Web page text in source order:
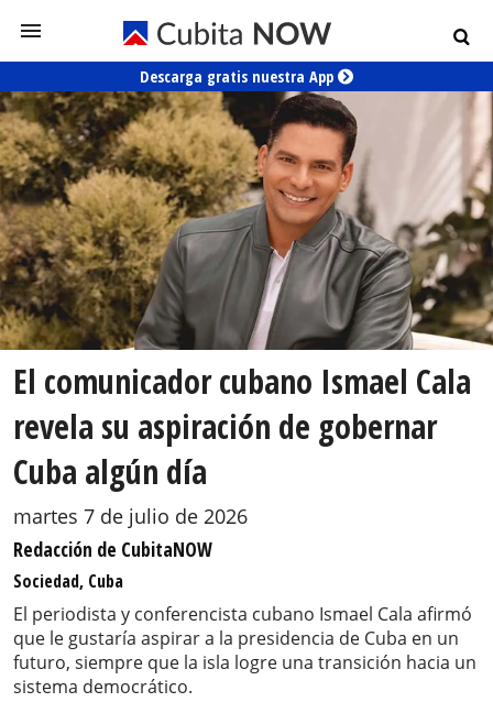
Descarga gratis nuestra App
El comunicador cubano Ismael Cala
revela su aspiración de gobernar
Cuba algún día
martes 7 de julio de 2026
Redacción de CubitaNOW
Sociedad, Cuba
El periodista y conferencista cubano Ismael Cala afirmó
que le gustaría aspirar a la presidencia de Cuba en un
futuro, siempre que la isla logre una transición hacia un
sistema democrático.